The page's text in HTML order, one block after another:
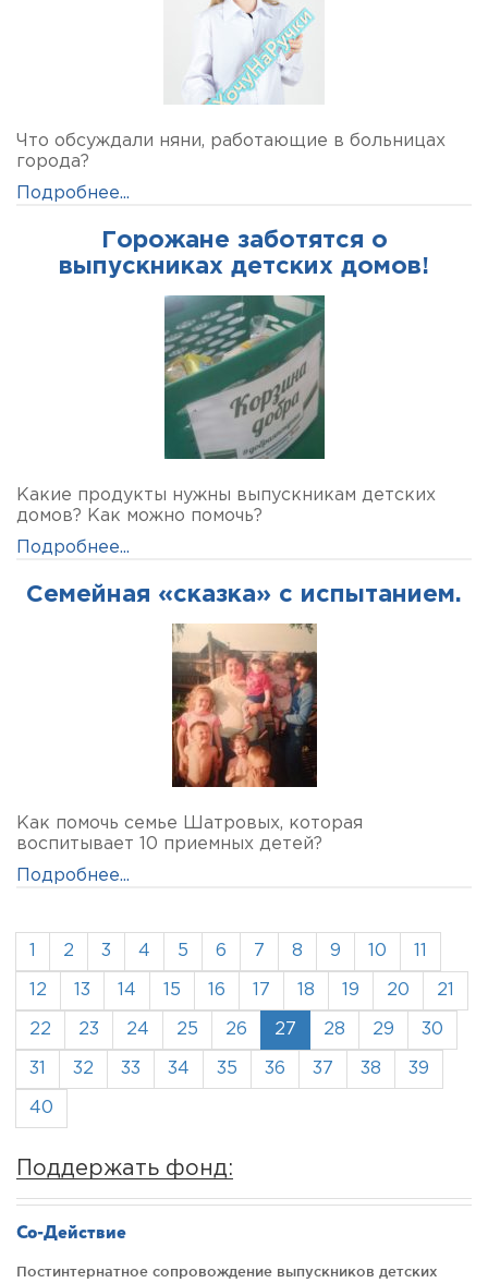
Что обсуждали няни, работающие в больницах
города?
Подробнее...
Горожане заботятся о
выпускниках детских домов!
Какие продукты нужны выпускникам детских
домов? Как можно помочь?
Подробнее...
Семейная «сказка» с испытанием.
Как помочь семье Шатровых, которая
воспитывает 10 приемных детей?
Подробнее...
2 3 4 5 6 7 8 9 10
12 13 14 15 16 17 18 19 20 21
22 23 24 25 26 27 28 29 30
31 32 33 34 35 36 37 38 39
40
Поддержать фонд:
Со-Действие
Постинтернатное сопровождение выпускников детских